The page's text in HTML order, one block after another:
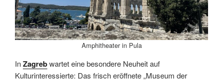
Amphitheater in Pula
InZagrebwartet eine besondere Neuheit auf
Kulturinteressierte: Das frisch eröffnete „Museum der